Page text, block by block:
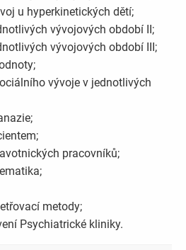
u hyperkinetických dětí;
vývojových období II;
vývojových období III;
vývoje v jednotlivých
pracovníků;
metody;
Psychiatrické kliniky.